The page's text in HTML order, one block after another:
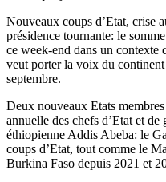
Nouveaux coups d’Etat, crise
présidence tournante: le
ce week-end dans un contexte
veut porter la voix du
septembre.
Deux nouveaux Etats
annuelle des chefs d’Etat et
éthiopienne Addis Abeba: le
coups d’Etat, tout comme le
Burkina Faso depuis 2021 et